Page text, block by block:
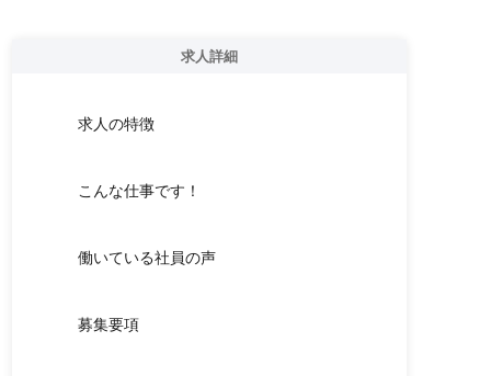
求人詳細
求人の特徴
こんな仕事です！
働いている社員の声
募集要項